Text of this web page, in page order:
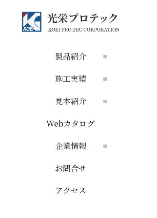
製品紹介
施工実績
見本紹介
Webカタログ
企業情報
お問合せ
アクセス